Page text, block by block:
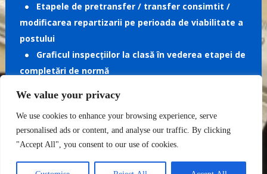
We value your privacy
We use cookies to enhance your browsing experience, serve
personalised ads or content, and analyse our traffic. By clicking
"Accept All", you consent to our use of cookies.
Etapele de pretransfer / transfer consimtit /
modificarea repartizarii pe perioada de viabilitate a
postului
Graficul inspecțiilor la clasă în vederea etapei de
completări de normă
„COLIBRI” – nr. 2
Revista școlara pentru elevi și profesori
„COLIBRI” nr. 1